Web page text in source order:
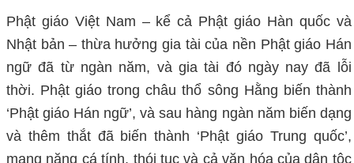
Phật giáo Việt Nam – kể cả Phật giáo Hàn quốc và
Nhật bản – thừa hưởng gia tài của nền Phật giáo Hán
ngữ đã từ ngàn năm, và gia tài đó ngày nay đã lỗi
thời. Phật giáo trong châu thổ sông Hằng biến thành
‘Phật giáo Hán ngữ’, và sau hàng ngàn năm biến dạng
và thêm thắt đã biến thành ‘Phật giáo Trung quốc’,
mang nặng cá tính, thói tục và cả văn hóa của dân tộc